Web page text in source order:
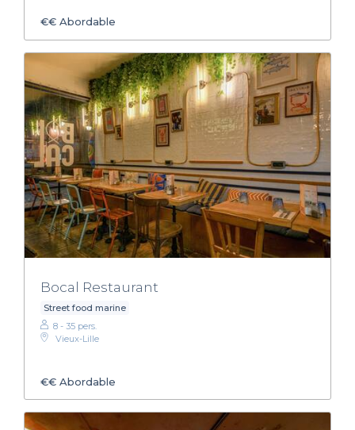
€€ Abordable
Bocal Restaurant
Street food marine
8 - 35 pers.
Vieux-Lille
€€ Abordable